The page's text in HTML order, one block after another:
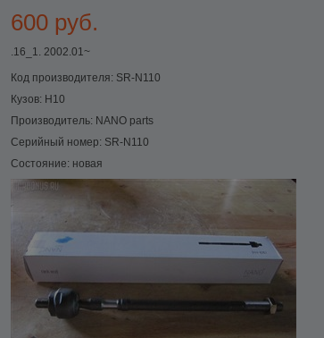
600 руб.
.16_1. 2002.01~
Код производителя: SR-N110
Кузов: H10
Производитель: NANO parts
Серийный номер: SR-N110
Состояние: новая